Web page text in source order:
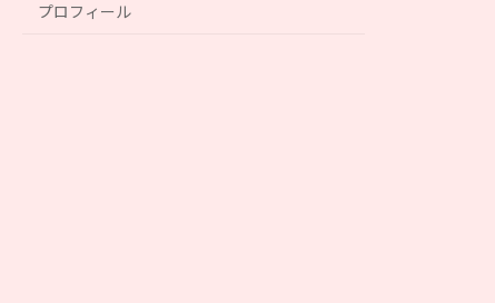
プロフィール